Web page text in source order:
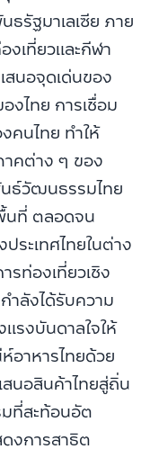
รัฐมาเลเซีย ภาย
งเที่ยวและกีฬา
สนอจุดเด่นของ
งไทย การเชื่อม
คนไทย ทำให้
คต่าง ๆ ของ
นธ์วัฒนธรรมไทย
นที่ ตลอดจน
ะเทศไทยในต่าง
รท่องเที่ยวเชิง
ำลังได้รับความ
รงบันดาลใจให้
อาหารไทยด้วย
สนอสินค้าไทยสู่ถิ่น
มที่สะท้อนอัต
งการสาธิต